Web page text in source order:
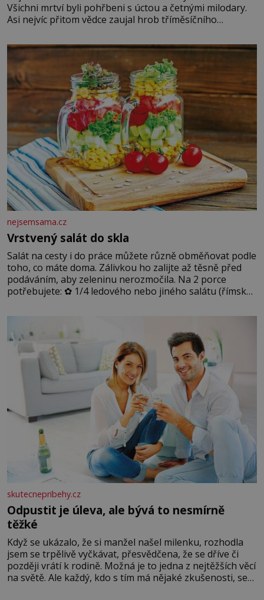
Všichni mrtví byli pohřbeni s úctou a četnými milodary.
Asi nejvíc přitom vědce zaujal hrob tříměsíčního
blonďaté vlásky. Fakt, že jsou těla dávných lidí nesmírně
dobře zachovalá, přičítají odborníci zdejším klimatickým
podmínkám. Sucho, prosolené písky a extrémně
nejsemsama.cz
Vrstvený salát do skla
Salát na cesty i do práce můžete různě obměňovat podle
toho, co máte doma. Zálivkou ho zalijte až těsně před
podáváním, aby zeleninu nerozmočila. Na 2 porce
potřebujete: ✿ 1/4 ledového nebo jiného salátu (římský
okurky ✿ 2 rajčata Zálivka: ✿ 4 lžíce olivového oleje ✿ 1
lžíci citronové šťávy ✿ ½ stroužku
skutecnepribehy.cz
Odpustit je úleva, ale bývá to nesmírně
těžké
Když se ukázalo, že si manžel našel milenku, rozhodla
jsem se trpělivě vyčkávat, přesvědčena, že se dříve či
později vrátí k rodině. Možná je to jedna z nejtěžších věcí
na světě. Ale každý, kdo s tím má nějaké zkušenosti, se